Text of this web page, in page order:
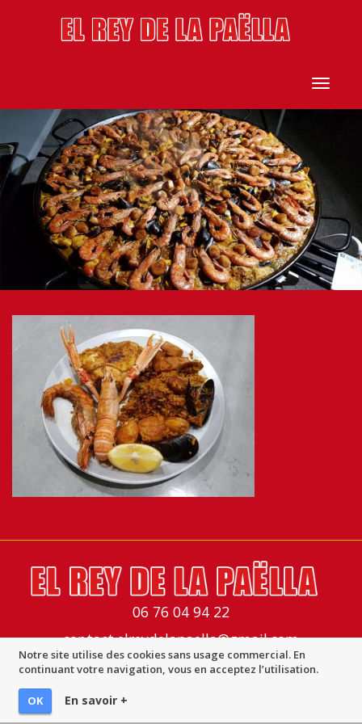
Notre site utilise des cookies sans usage commercial. En
continuant votre navigation, vous en acceptez l’utilisation.
OK En savoir +
06 76 04 94 22
contact.elreydelapaella@gmail.com
Mentions légales - Imprimer la page -© Multimed Solutions